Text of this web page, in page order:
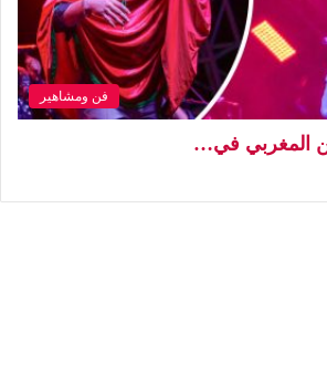
فن ومشاهير
المغربي في…